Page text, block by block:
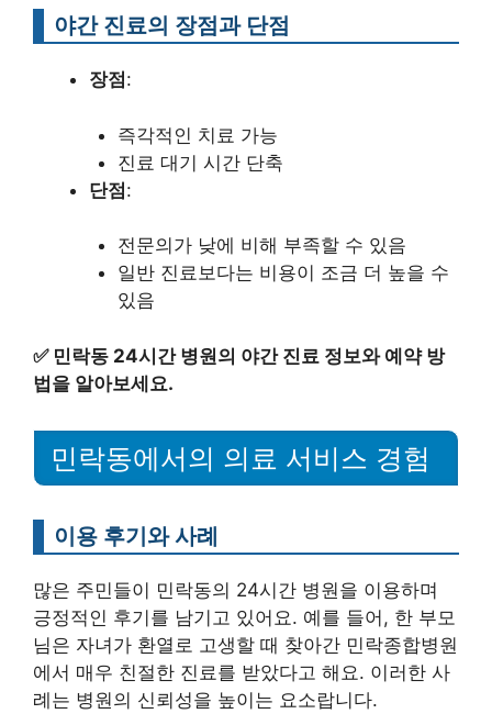
야간 진료의 장점과 단점
장점 :
즉각적인 치료 가능
진료 대기 시간 단축
단점:
전문의가 낮에 비해 부족할 수 있음
일반 진료보다는 비용이 조금 더 높을 수
있음
✅ 민락동 24시간 병원의 야간 진료 정보와 예약 방
법을 알아보세요.
민락동에서의 의료 서비스 경험
이용 후기와 사례
많은 주민들이 민락동의 24시간 병원을 이용하며
긍정적인 후기를 남기고 있어요. 예를 들어, 한 부모
님은 자녀가 환열로 고생할 때 찾아간 민락종합병원
에서 매우 친절한 진료를 받았다고 해요. 이러한 사
례는 병원의 신뢰성을 높이는 요소랍니다.